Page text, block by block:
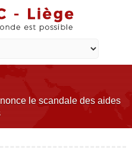
le scandale des aides